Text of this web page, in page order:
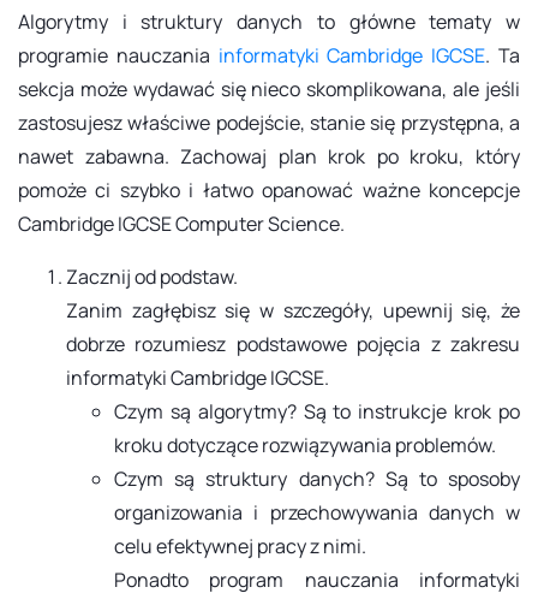
Algorytmy i struktury danych to główne tematy w
programie nauczania informatyki Cambridge IGCSE. Ta
sekcja może wydawać się nieco skomplikowana, ale jeśli
zastosujesz właściwe podejście, stanie się przystępna, a
nawet zabawna. Zachowaj plan krok po kroku, który
pomoże ci szybko i łatwo opanować ważne koncepcje
Cambridge IGCSE Computer Science.
Zacznij od podstaw.
Zanim zagłębisz się w szczegóły, upewnij się, że
dobrze rozumiesz podstawowe pojęcia z zakresu
informatyki Cambridge IGCSE.
Czym są algorytmy? Są to instrukcje krok po
kroku dotyczące rozwiązywania problemów.
Czym są struktury danych? Są to sposoby
organizowania i przechowywania danych w
celu efektywnej pracy z nimi.
Ponadto program nauczania informatyki